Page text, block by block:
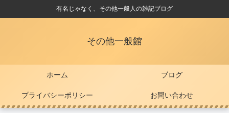
有名じゃなく、その他一般人の雑記ブログ
その他一般館
ホーム ブログ
プライバシーポリシー お問い合わせ